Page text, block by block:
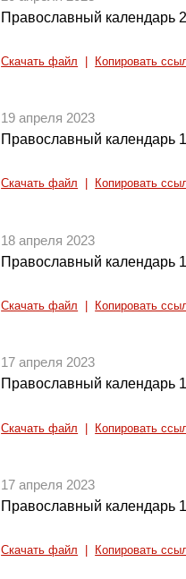
Православный календарь
Скачать файл Копировать
19 апреля 2023
Православный календарь
Скачать файл Копировать
18 апреля 2023
Православный календарь
Скачать файл Копировать
17 апреля 2023
Православный календарь
Скачать файл Копировать
17 апреля 2023
Православный календарь
Скачать файл Копировать